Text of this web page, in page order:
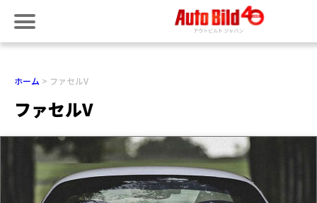
ホーム ファセルV
ファセルV